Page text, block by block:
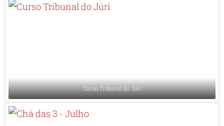
Curso Tribunal do Júri